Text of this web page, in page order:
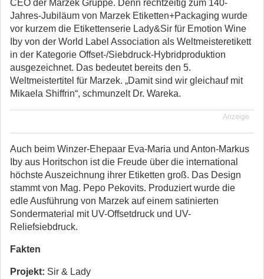
CEO der Marzek Gruppe. Denn rechtzeitig zum 140-
Jahres-Jubiläum von Marzek Etiketten+Packaging wurde
vor kurzem die Etikettenserie Lady&Sir für Emotion Wine
Iby von der World Label Association als Weltmeisteretikett
in der Kategorie Offset-/Siebdruck-Hybridproduktion
ausgezeichnet. Das bedeutet bereits den 5.
Weltmeistertitel für Marzek. „Damit sind wir gleichauf mit
Mikaela Shiffrin“, schmunzelt Dr. Wareka.
Anzeige
Auch beim Winzer-Ehepaar Eva-Maria und Anton-Markus
Iby aus Horitschon ist die Freude über die international
höchste Auszeichnung ihrer Etiketten groß. Das Design
stammt von Mag. Pepo Pekovits. Produziert wurde die
edle Ausführung von Marzek auf einem satinierten
Sondermaterial mit UV-Offsetdruck und UV-
Reliefsiebdruck.
Fakten
Projekt: Sir & Lady